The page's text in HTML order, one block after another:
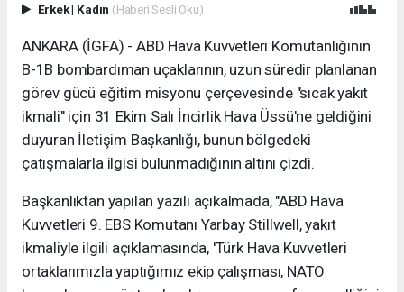
Erkek| Kadın (Haberi Sesli Oku)
ANKARA (İGFA) - ABD Hava Kuvvetleri Komutanlığının
B-1B bombardıman uçaklarının, uzun süredir planlanan
görev gücü eğitim misyonu çerçevesinde "sıcak yakıt
ikmali" için 31 Ekim Salı İncirlik Hava Üssü'ne geldiğini
duyuran İletişim Başkanlığı, bunun bölgedeki
çatışmalarla ilgisi bulunmadığının altını çizdi.
Başkanlıktan yapılan yazılı açıkalmada, "ABD Hava
Kuvvetleri 9. EBS Komutanı Yarbay Stillwell, yakıt
ikmaliyle ilgili açıklamasında, 'Türk Hava Kuvvetleri
ortaklarımızla yaptığımız ekip çalışması, NATO